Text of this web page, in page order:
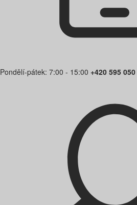
Pondělí-pátek: 7:00 - 15:00 +420 595